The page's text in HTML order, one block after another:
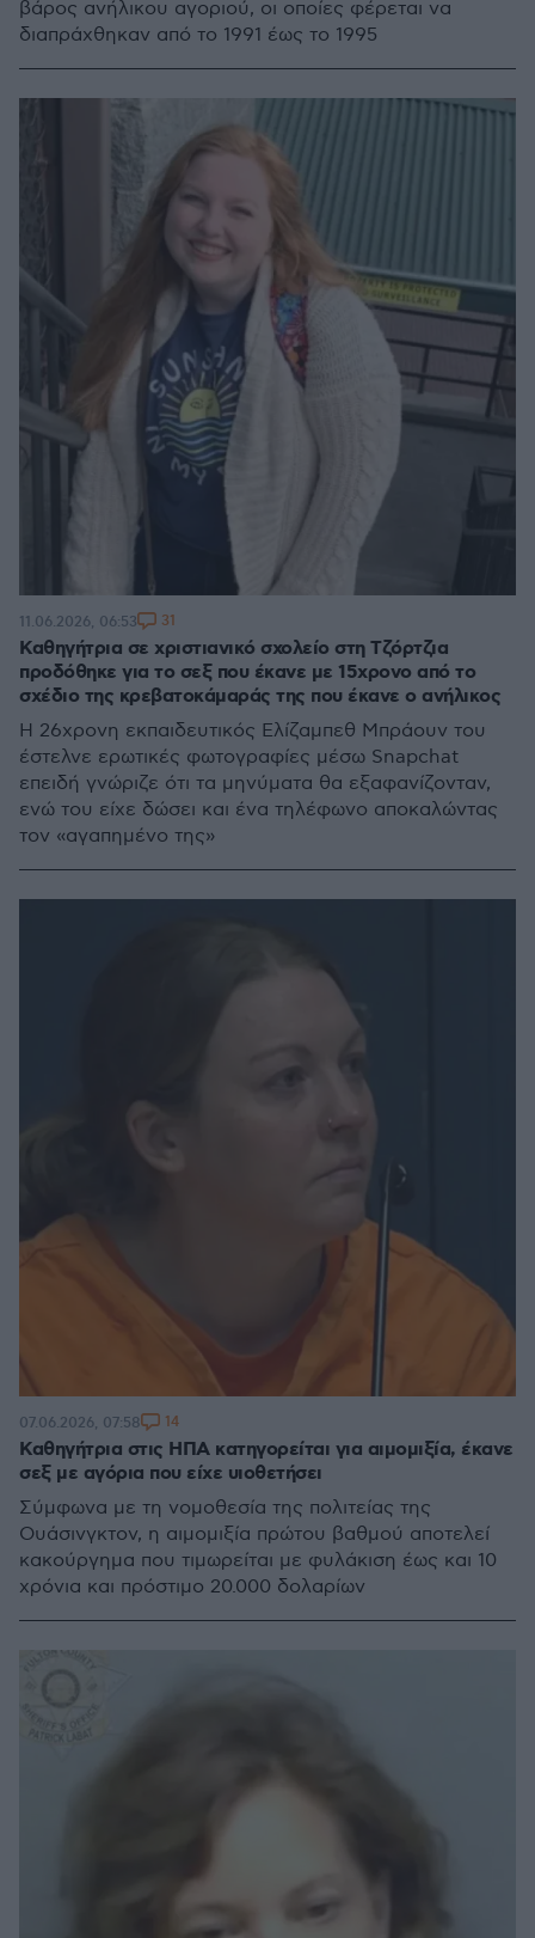
βάρος ανήλικου αγοριού, οι οποίες φέρεται να
διαπράχθηκαν από το 1991 έως το 1995
Καθηγήτρια σε χριστιανικό σχολείο στη Τζόρτζια
προδόθηκε για το σεξ που έκανε με 15χρονο από το
σχέδιο της κρεβατοκάμαράς της που έκανε ο ανήλικος
Η 26χρονη εκπαιδευτικός Ελίζαμπεθ Μπράουν του
έστελνε ερωτικές φωτογραφίες μέσω Snapchat
επειδή γνώριζε ότι τα μηνύματα θα εξαφανίζονταν,
ενώ του είχε δώσει και ένα τηλέφωνο αποκαλώντας
τον «αγαπημένο της»
11.06.2026, 06:53 31
Καθηγήτρια στις ΗΠΑ κατηγορείται για αιμομιξία, έκανε
σεξ με αγόρια που είχε υιοθετήσει
Σύμφωνα με τη νομοθεσία της πολιτείας της
Ουάσινγκτον, η αιμομιξία πρώτου βαθμού αποτελεί
κακούργημα που τιμωρείται με φυλάκιση έως και 10
χρόνια και πρόστιμο 20.000 δολαρίων
07.06.2026, 07:58 14